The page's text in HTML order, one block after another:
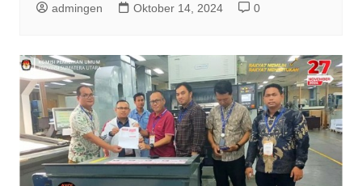
admingen Oktober 14, 2024 0